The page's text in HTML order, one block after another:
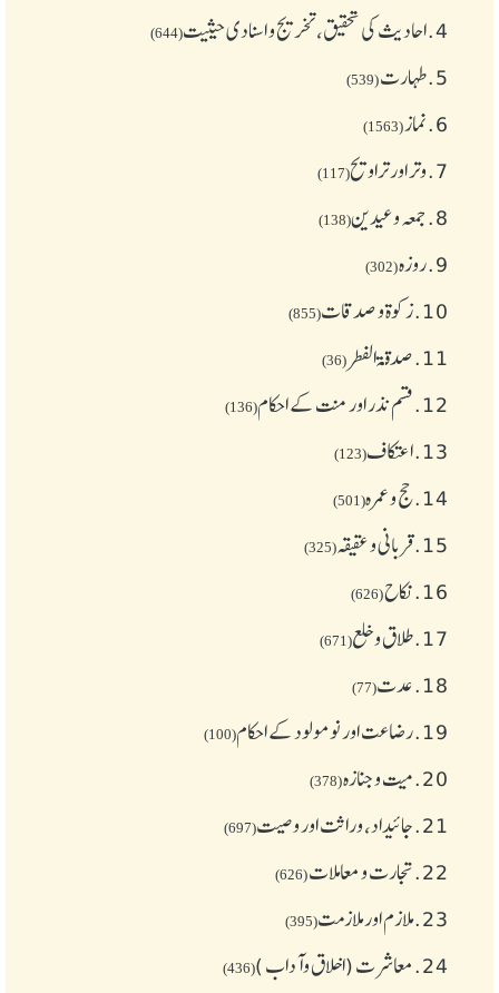
4. احادیث کی تحقیق، تخریج و اسنادی حیثیت(644)
5. طهارت(539)
6. نماز(1563)
7. وتر اور تراویح(117)
8. جمعہ وعیدین(138)
9. روزہ(302)
10. زکوة و صدقات(855)
11. صدقۃ الفطر (36)
12. قسم نذر اور منت کے احکام(136)
13. اعتکاف(123)
14. حج و عمرہ(501)
15. قربانی و عقیقہ(325)
16. نکاح(626)
17. طلاق و خلع(671)
18. عدت(77)
19. رضاعت اور نومولود کے احکام(100)
20. میت و جنازہ(378)
21. جائیداد، وراثت اور وصیت(697)
22. تجارت و معاملات(626)
23. ملازم اور ملازمت(395)
24. معاشرت (اخلاق وآداب )(436)